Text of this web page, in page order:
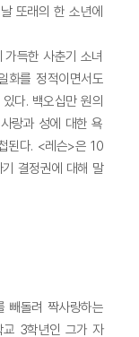
또래의 한 소년에
득한 사춘기 소녀
화를 정적이면서도
다. 백오십만 원의
랑과 성에 대한 욕
된다. <레슨>은 10
결정권에 대해 말
빼돌려 짝사랑하는
교 3학년인 그가 자